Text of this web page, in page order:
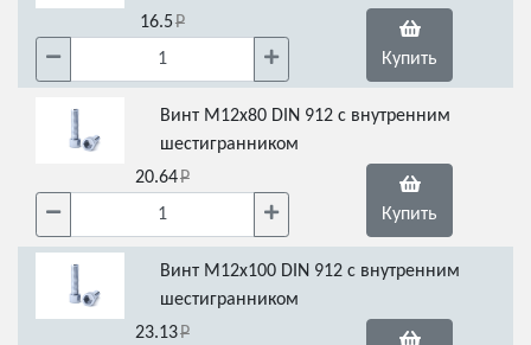
16.5
Купить
Винт М12х80 DIN 912 с внутренним
шестигранником
20.64
Купить
Винт М12х100 DIN 912 с внутренним
шестигранником
23.13